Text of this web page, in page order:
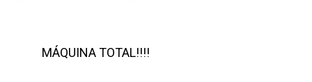
MÁQUINA TOTAL!!!!